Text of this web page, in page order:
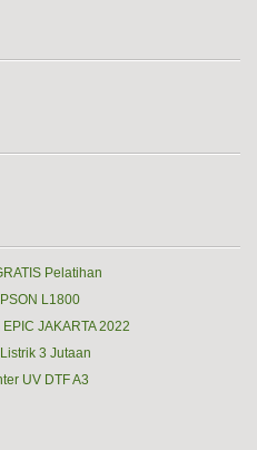
Pelatihan
L1800
JAKARTA 2022
3 Jutaan
UV DTF A3